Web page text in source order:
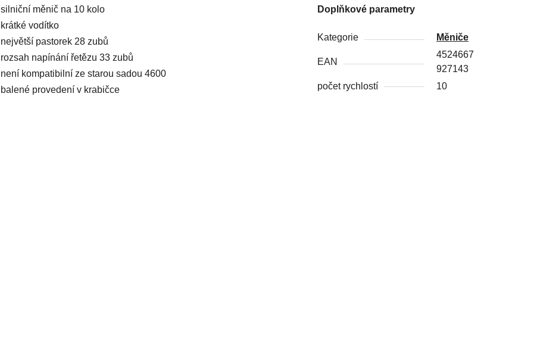
silniční měnič na 10 kolo
krátké vodítko
největší pastorek 28 zubů
rozsah napínání řetězu 33 zubů
není kompatibilní ze starou sadou 4600
balené provedení v krabičce
Doplňkové parametry
Kategorie Měniče
EAN
4524667
927143
počet rychlostí
10